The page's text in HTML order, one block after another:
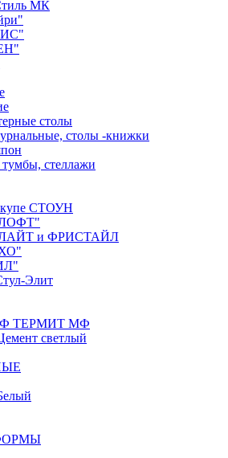
МК
столы
столы -книжки
стеллажи
СТОУН
и ФРИСТАЙЛ
Элит
ТЕРМИТ МФ
светлый